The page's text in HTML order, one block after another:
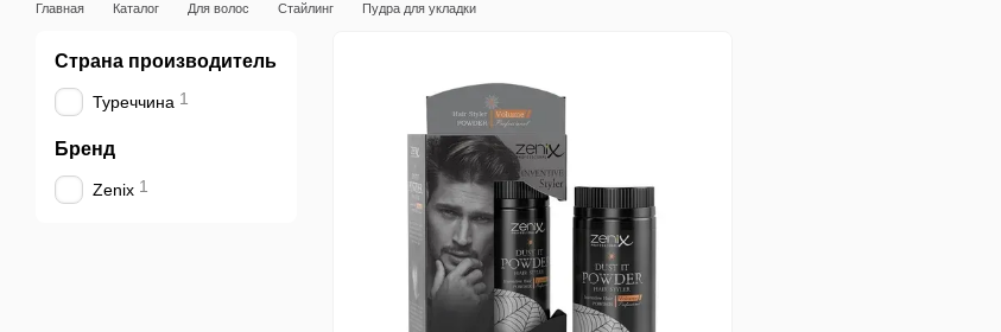
Главная Каталог Для волос Стайлинг Пудра для укладки
Страна производитель
Туреччина 1
Бренд
Zenix 1